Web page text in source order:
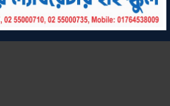
S chool by Amar Uddog Limited